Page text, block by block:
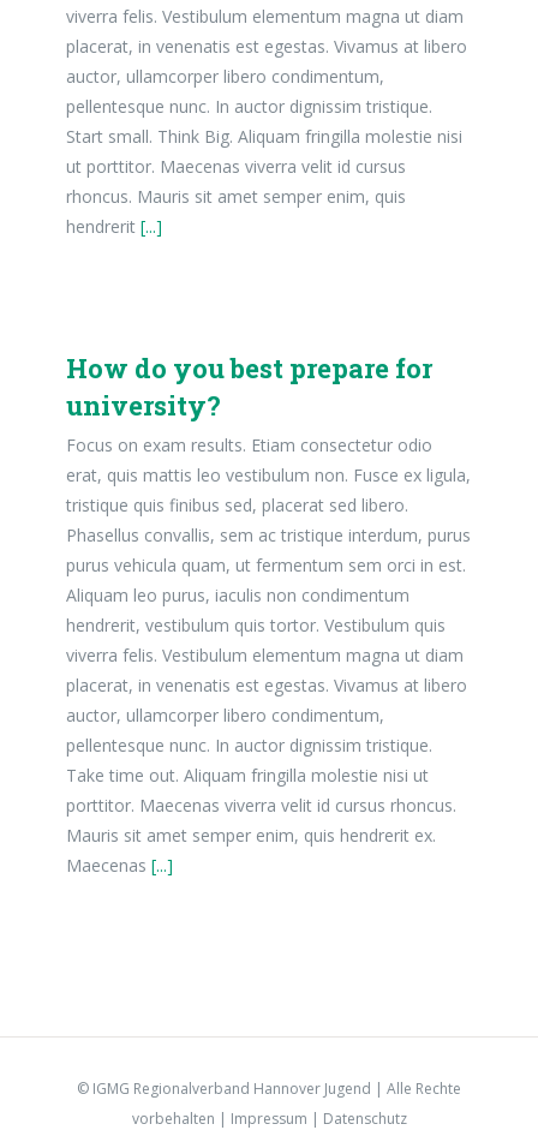
viverra felis. Vestibulum elementum magna ut diam
placerat, in venenatis est egestas. Vivamus at libero
auctor, ullamcorper libero condimentum,
pellentesque nunc. In auctor dignissim tristique.
Start small. Think Big. Aliquam fringilla molestie nisi
ut porttitor. Maecenas viverra velit id cursus
rhoncus. Mauris sit amet semper enim, quis
hendrerit [...]
How do you best prepare for
university?
Focus on exam results. Etiam consectetur odio
erat, quis mattis leo vestibulum non. Fusce ex ligula,
tristique quis finibus sed, placerat sed libero.
Phasellus convallis, sem ac tristique interdum, purus
purus vehicula quam, ut fermentum sem orci in est.
Aliquam leo purus, iaculis non condimentum
hendrerit, vestibulum quis tortor. Vestibulum quis
viverra felis. Vestibulum elementum magna ut diam
placerat, in venenatis est egestas. Vivamus at libero
auctor, ullamcorper libero condimentum,
pellentesque nunc. In auctor dignissim tristique.
Take time out. Aliquam fringilla molestie nisi ut
porttitor. Maecenas viverra velit id cursus rhoncus.
Mauris sit amet semper enim, quis hendrerit ex.
Maecenas [...]
© IGMG Regionalverband Hannover Jugend | Alle Rechte
vorbehalten | Impressum | Datenschutz